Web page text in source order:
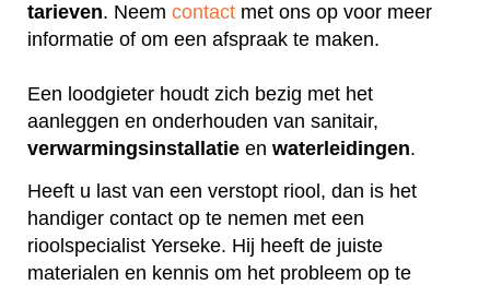
tarieven. Neem contact met ons op voor meer
informatie of om een afspraak te maken.
Een loodgieter houdt zich bezig met het
aanleggen en onderhouden van sanitair,
verwarmingsinstallatie en waterleidingen.
Heeft u last van een verstopt riool, dan is het
handiger contact op te nemen met een
rioolspecialist Yerseke. Hij heeft de juiste
materialen en kennis om het probleem op te